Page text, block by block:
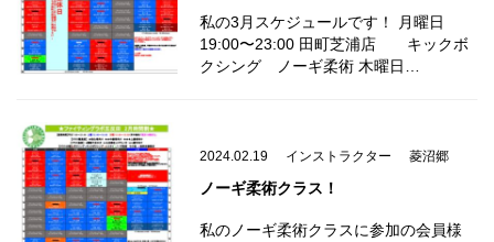
私の3月スケジュールです！ 月曜日
19:00〜23:00 田町芝浦店 キックボ
クシング ノーギ柔術 木曜日…
2024.02.19 インストラクター 菱沼郷
ノーギ柔術クラス！
私のノーギ柔術クラスに参加の会員様